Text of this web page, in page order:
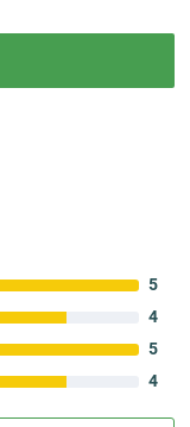
5
4
5
4